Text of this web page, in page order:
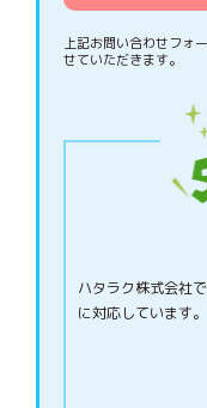
上記お問い合わせフォ
せていただきます。
ハタラク株式会社
に対応しています。